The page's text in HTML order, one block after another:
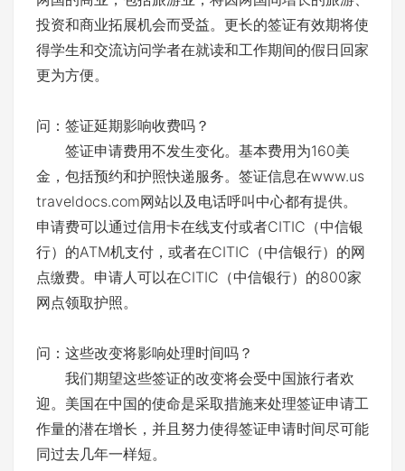
投资和商业拓展机会而受益。更长的签证有效期将使
得学生和交流访问学者在就读和工作期间的假日回家
更为方便。
问：签证延期影响收费吗？
签证申请费用不发生变化。基本费用为160美
金，包括预约和护照快递服务。签证信息在www.us
traveldocs.com网站以及电话呼叫中心都有提供。
申请费可以通过信用卡在线支付或者CITIC（中信银
行）的ATM机支付，或者在CITIC（中信银行）的网
点缴费。申请人可以在CITIC（中信银行）的800家
网点领取护照。
问：这些改变将影响处理时间吗？
我们期望这些签证的改变将会受中国旅行者欢
迎。美国在中国的使命是采取措施来处理签证申请工
作量的潜在增长，并且努力使得签证申请时间尽可能
同过去几年一样短。